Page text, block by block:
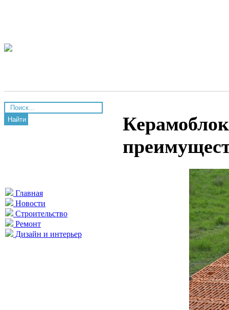
Найти
Главная
Новости
Строительство
Ремонт
Дизайн и интерьер